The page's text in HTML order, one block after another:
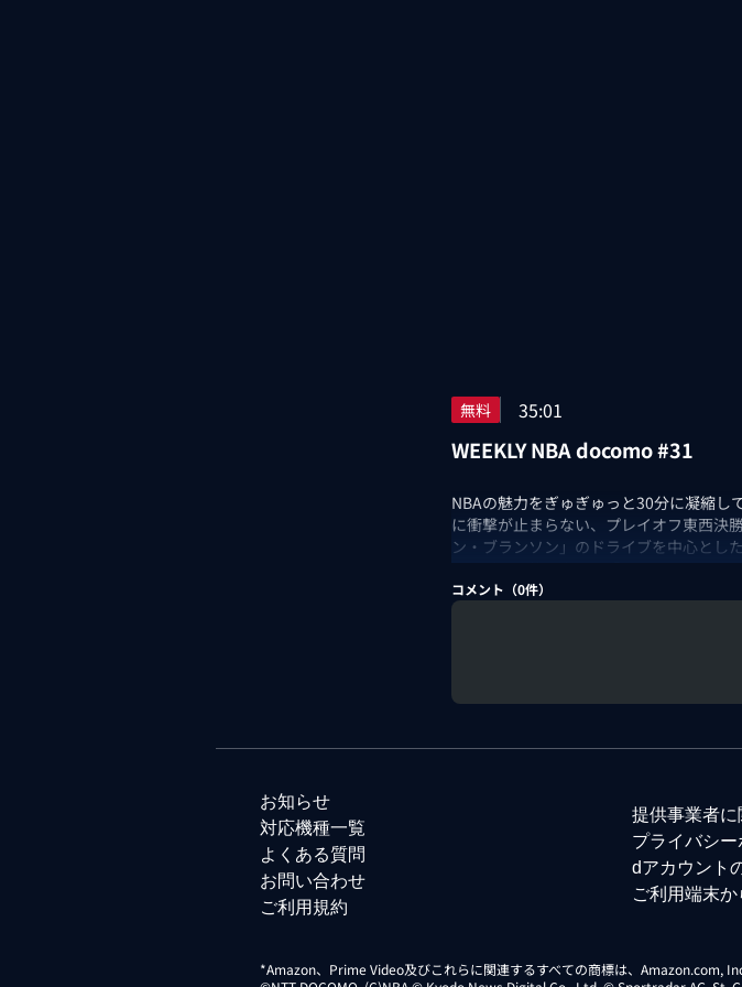
無料 35:01
WEEKLY NBA docomo #31
NBAの魅力をぎゅぎゅっと30分に凝縮し
に衝撃が止まらない、プレイオフ東西決
ン・ブランソン」のドライブを中心とし
シーズン開幕を迎えた「WNBA」につい
インにお届け！さらにさらに、大濠高校
いました！その他にも、ウェンビーSGA
コメント（0件）
お知らせ
対応機種一覧
よくある質問
お問い合わせ
ご利用規約
提供事業者
プライバシー
dアカウント
ご利用端末
*Amazon、Prime Video及びこれらに関連するすべての商標は、Amazon.com,